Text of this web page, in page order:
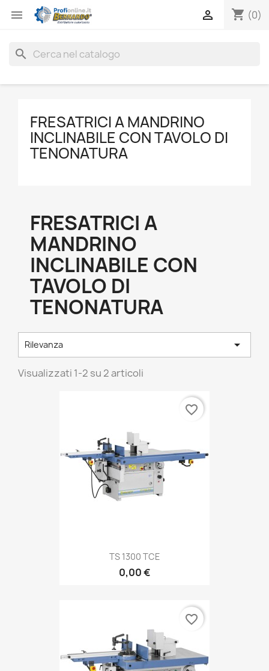
 shopping_cart (0)

search
FRESATRICI A MANDRINO
INCLINABILE CON TAVOLO DI
TENONATURA
FRESATRICI A
MANDRINO
INCLINABILE CON
TAVOLO DI
TENONATURA
Rilevanza 
Visualizzati 1-2 su 2 articoli
TS 1300 TCE
0,00 €
favorite_border
favorite_border